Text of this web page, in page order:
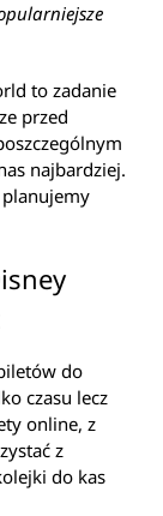
to zadanie
przed
najbardziej.
planujemy
do
czasu lecz
online, z
z
do kas